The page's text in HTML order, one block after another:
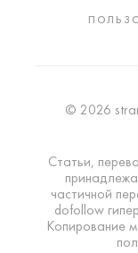
© 2026
Статьи,
частичной
dofollow
Копирование